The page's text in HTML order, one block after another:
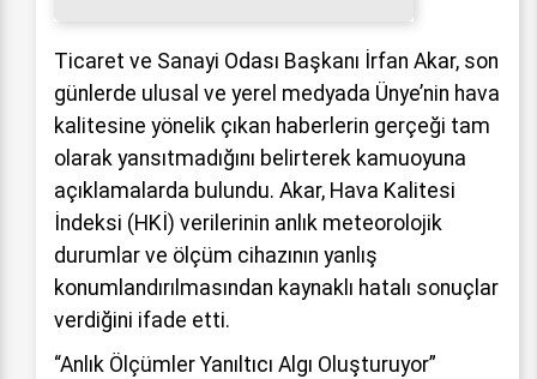
Ticaret ve Sanayi Odası Başkanı İrfan Akar, son
günlerde ulusal ve yerel medyada Ünye’nin hava
kalitesine yönelik çıkan haberlerin gerçeği tam
olarak yansıtmadığını belirterek kamuoyuna
açıklamalarda bulundu. Akar, Hava Kalitesi
İndeksi (HKİ) verilerinin anlık meteorolojik
durumlar ve ölçüm cihazının yanlış
konumlandırılmasından kaynaklı hatalı sonuçlar
verdiğini ifade etti.
“Anlık Ölçümler Yanıltıcı Algı Oluşturuyor”